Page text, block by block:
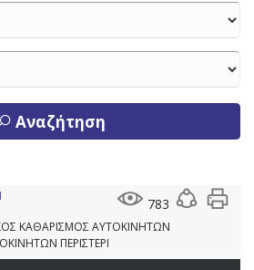
Αναζήτηση
783
ΚΑΘΑΡΙΣΜΟΣ ΑΥΤΟΚΙΝΗΤΩΝ
ΠΕΡΙΣΤΕΡΙ